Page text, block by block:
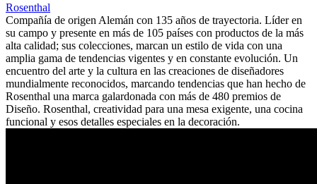
Rosenthal
Compañía de origen Alemán con 135 años de trayectoria. Líder en
su campo y presente en más de 105 países con productos de la más
alta calidad; sus colecciones, marcan un estilo de vida con una
amplia gama de tendencias vigentes y en constante evolución. Un
encuentro del arte y la cultura en las creaciones de diseñadores
mundialmente reconocidos, marcando tendencias que han hecho de
Rosenthal una marca galardonada con más de 480 premios de
Diseño. Rosenthal, creatividad para una mesa exigente, una cocina
funcional y esos detalles especiales en la decoración.